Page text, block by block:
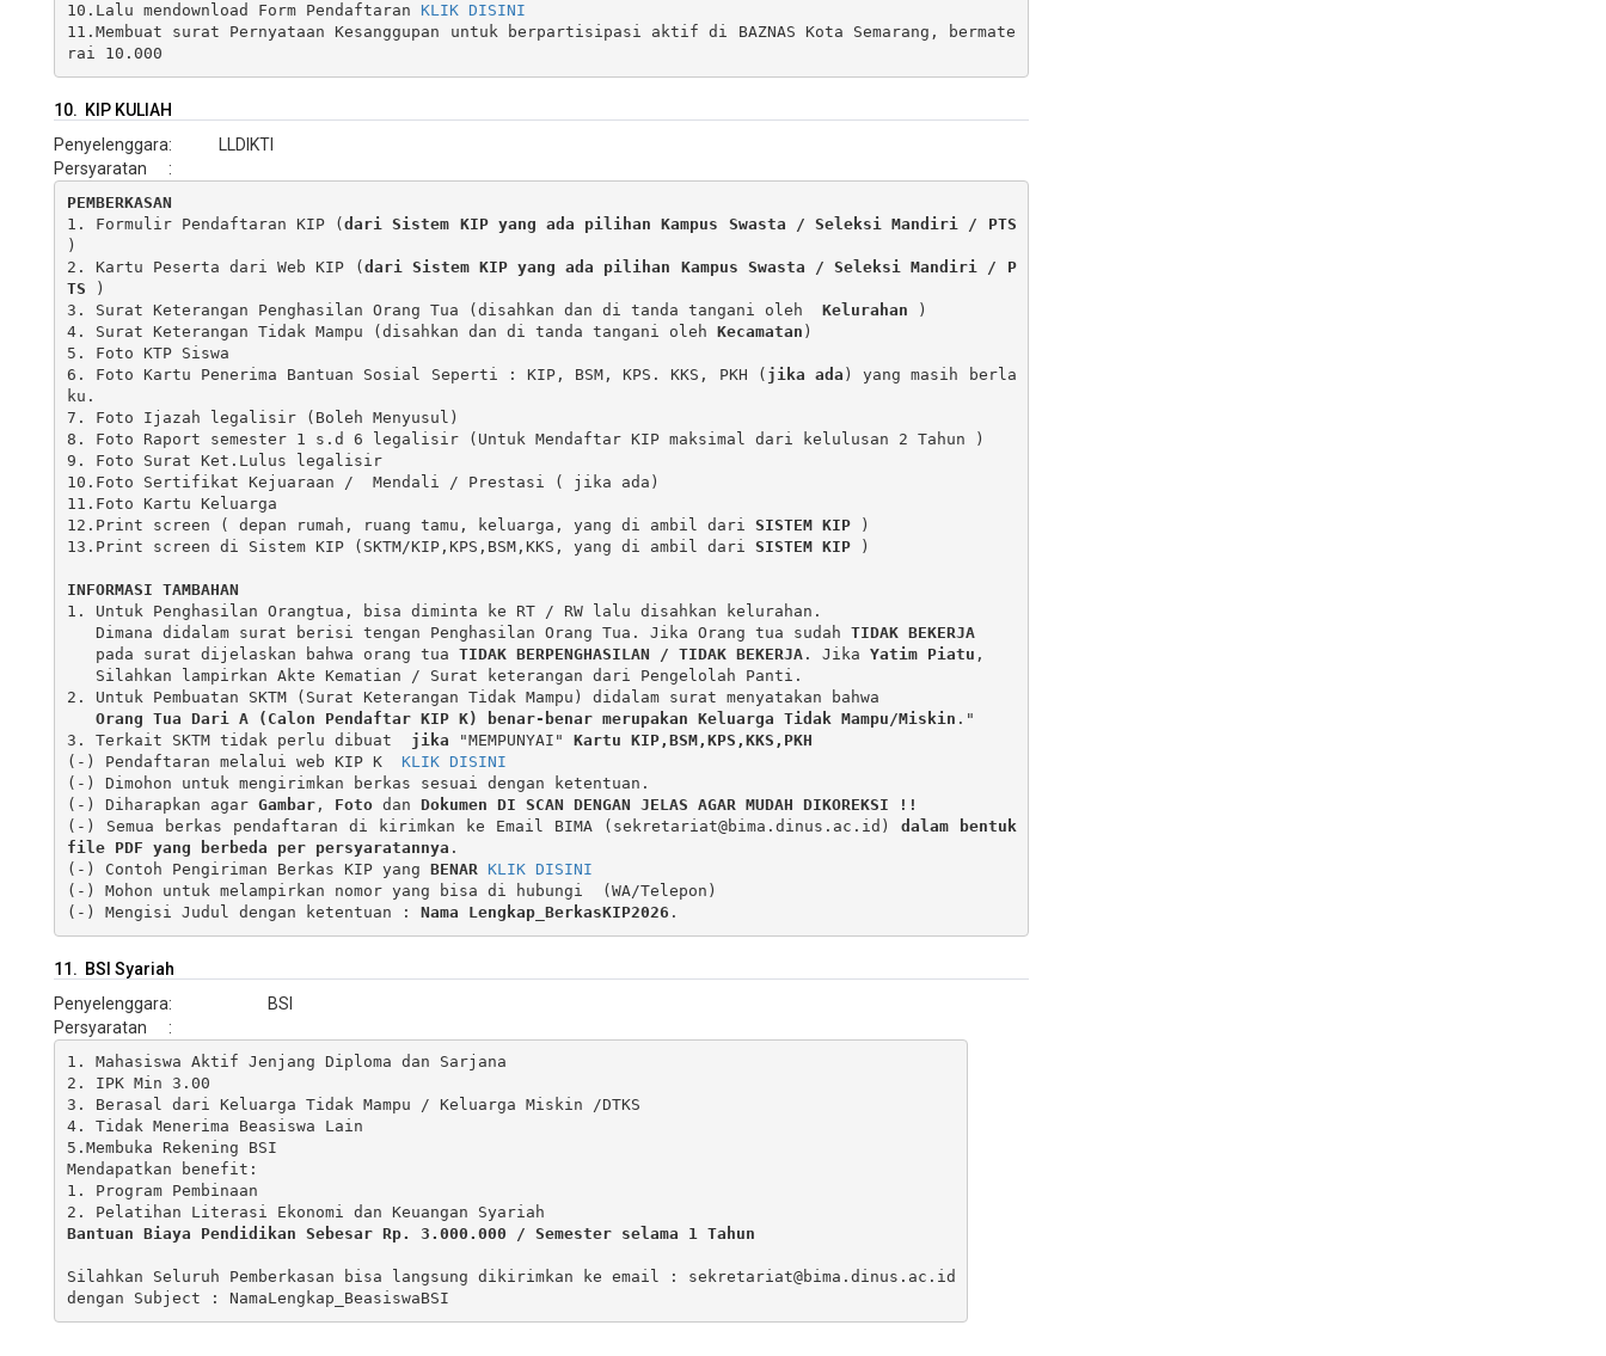
10.Lalu mendownload Form Pendaftaran KLIK DISINI
11.Membuat surat Pernyataan Kesanggupan untuk berpartisipasi aktif di BAZNAS Kota Semarang, bermate
rai 10.000
10. KIP KULIAH
Penyelenggara:
LLDIKTI
Persyaratan
:
PEMBERKASAN
1. Formulir Pendaftaran KIP (dari Sistem KIP yang ada pilihan Kampus Swasta / Seleksi Mandiri / PTS
)
2. Kartu Peserta dari Web KIP ( dari Sistem KIP yang ada pilihan Kampus Swasta / Seleksi Mandiri / P
TS )
3. Surat Keterangan Penghasilan Orang Tua (disahkan dan di tanda tangani oleh
Kelurahan )
4. Surat Keterangan Tidak Mampu (disahkan dan di tanda tangani oleh Kecamatan )
5. Foto KTP Siswa
6. Foto Kartu Penerima Bantuan Sosial Seperti : KIP, BSM, KPS. KKS, PKH ( jika ada ) yang masih berla
ku.
7. Foto Ijazah legalisir (Boleh Menyusul)
8. Foto Raport semester 1 s.d 6 legalisir (Untuk Mendaftar KIP maksimal dari kelulusan 2 Tahun )
9. Foto Surat Ket.Lulus legalisir
10.Foto Sertifikat Kejuaraan /  Mendali / Prestasi ( jika ada)
11.Foto Kartu Keluarga
12.Print screen ( depan rumah, ruang tamu, keluarga, yang di ambil dari SISTEM KIP )
13.Print screen di Sistem KIP (SKTM/KIP,KPS,BSM,KKS, yang di ambil dari SISTEM KIP )
INFORMASI TAMBAHAN
1. Untuk Penghasilan Orangtua, bisa diminta ke RT / RW lalu disahkan kelurahan.
   Dimana didalam surat berisi tengan Penghasilan Orang Tua. Jika Orang tua sudah
TIDAK BEKERJA
   pada surat dijelaskan bahwa orang tua
TIDAK BERPENGHASILAN / TIDAK BEKERJA. Jika Yatim Piatu ,
2. Untuk Pembuatan SKTM (Surat Keterangan Tidak Mampu) didalam surat menyatakan bahwa
Orang Tua Dari A ( Calon Pendaftar KIP K) benar-benar merupakan Keluarga Tidak Mampu/Miskin ."
3. Terkait SKTM tidak perlu dibuat jika "MEMPUNYAI" Kartu KIP,BSM,KPS,KKS,PKH
(-) Pendaftaran melalui web KIP K KLIK DISINI
(-) Dimohon untuk mengirimkan berkas sesuai dengan ketentuan.
(-) Diharapkan agar Gambar, Foto dan Dokumen DI SCAN DENGAN JELAS AGAR MUDAH DIKOREKSI !!
(-) Semua berkas pendaftaran di kirimkan ke Email BIMA (sekretariat@bima.dinus.ac.id) dalam bentuk
file PDF yang berbeda per persyaratannya .
(-) Contoh Pengiriman Berkas KIP yang BENAR KLIK DISINI
(-) Mohon untuk melampirkan nomor yang bisa di hubungi  (WA/Telepon)
(-) Mengisi Judul dengan ketentuan : Nama Lengkap_BerkasKIP2026 .
11. BSI Syariah
Penyelenggara:
BSI
Persyaratan
:
1. Mahasiswa Aktif Jenjang Diploma dan Sarjana
2. IPK Min 3.00
3. Berasal dari Keluarga Tidak Mampu / Keluarga Miskin /DTKS
4. Tidak Menerima Beasiswa Lain
5.Membuka Rekening BSI
Mendapatkan benefit:
1. Program Pembinaan
Bantuan Biaya Pendidikan Sebesar Rp. 3.000.000 / Semester selama 1 Tahun
Silahkan Seluruh Pemberkasan bisa langsung dikirimkan ke email : sekretariat@bima.dinus.ac.id
dengan Subject : NamaLengkap_BeasiswaBSI